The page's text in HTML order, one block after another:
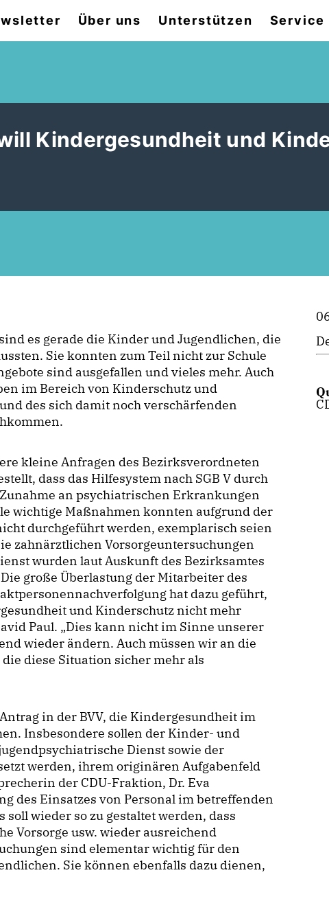
Über uns Unterstützen Service
Kindergesundheit und
es gerade die Kinder und Jugendlichen, die
Sie konnten zum Teil nicht zur Schule
sind ausgefallen und vieles mehr. Auch
im Bereich von Kinderschutz und
des sich damit noch verschärfenden
kleine Anfragen des Bezirksverordneten
dass das Hilfesystem nach SGB V durch
an psychiatrischen Erkrankungen
wichtige Maßnahmen konnten aufgrund der
durchgeführt werden, exemplarisch seien
zahnärztlichen Vorsorgeuntersuchungen
wurden laut Auskunft des Bezirksamtes
große Überlastung der Mitarbeiter des
hat dazu geführt,
und Kinderschutz nicht mehr
Paul. „Dies kann nicht im Sinne unserer
wieder ändern. Auch müssen wir an die
diese Situation sicher mehr als
in der BVV, die Kindergesundheit im
Insbesondere sollen der Kinder- und
Dienst sowie der
werden, ihrem originären Aufgabenfeld
der CDU-Fraktion, Dr. Eva
des Einsatzes von Personal im betreffenden
wieder so zu gestaltet werden, dass
Vorsorge usw. wieder ausreichend
sind elementar wichtig für den
Sie können ebenfalls dazu dienen,